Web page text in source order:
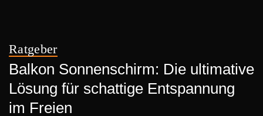
Ratgeber
Balkon Sonnenschirm: Die ultimative
Lösung für schattige Entspannung
im Freien